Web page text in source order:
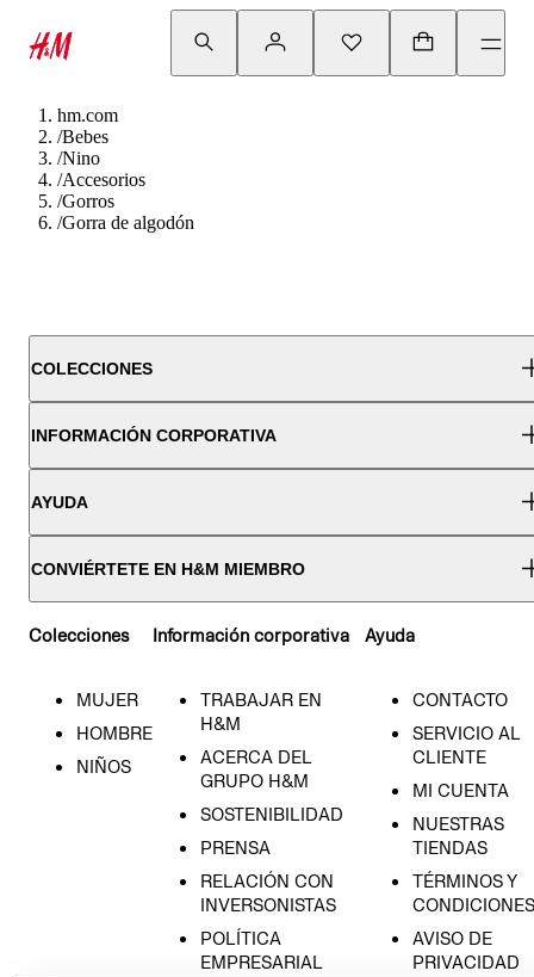
hm.com
/Bebes
/Nino
/Accesorios
/Gorros
/Gorra de algodón
COLECCIONES
INFORMACIÓN CORPORATIVA
AYUDA
CONVIÉRTETE EN H&M MIEMBRO
Colecciones
MUJER
HOMBRE
NIÑOS
Información corporativa
TRABAJAR EN
H&M
ACERCA DEL
GRUPO H&M
SOSTENIBILIDAD
PRENSA
RELACIÓN CON
INVERSONISTAS
POLÍTICA
EMPRESARIAL
Ayuda
CONTACTO
SERVICIO AL
CLIENTE
MI CUENTA
NUESTRAS
TIENDAS
TÉRMINOS Y
CONDICIONES
AVISO DE
PRIVACIDAD